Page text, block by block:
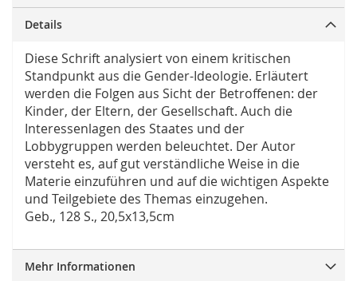
Details
Diese Schrift analysiert von einem kritischen
Standpunkt aus die Gender-Ideologie. Erläutert
werden die Folgen aus Sicht der Betroffenen: der
Kinder, der Eltern, der Gesellschaft. Auch die
Interessenlagen des Staates und der
Lobbygruppen werden beleuchtet. Der Autor
versteht es, auf gut verständliche Weise in die
Materie einzuführen und auf die wichtigen Aspekte
und Teilgebiete des Themas einzugehen.
Geb., 128 S., 20,5x13,5cm
Mehr Informationen